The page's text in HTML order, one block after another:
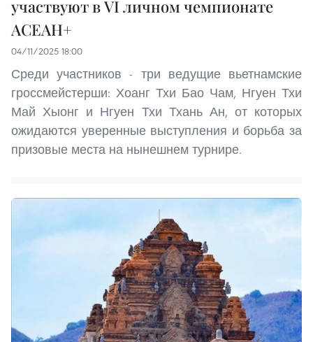
участвуют в VI личном чемпионате
АСЕАН+
04/11/2025 18:00
Среди участников - три ведущие вьетнамские
гроссмейстерши: Хоанг Тхи Бао Чам, Нгуен Тхи
Май Хыонг и Нгуен Тхи Тхань Ан, от которых
ожидаются уверенные выступления и борьба за
призовые места на нынешнем турнире.